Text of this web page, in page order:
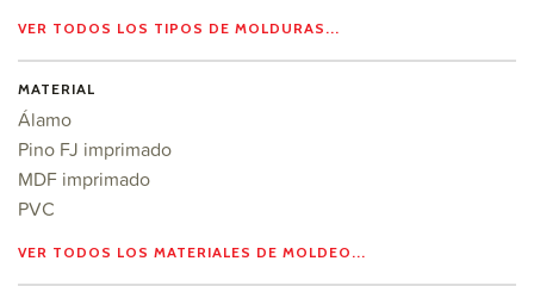
VER TODOS LOS TIPOS DE MOLDURAS...
MATERIAL
Álamo
Pino FJ imprimado
MDF imprimado
PVC
VER TODOS LOS MATERIALES DE MOLDEO...